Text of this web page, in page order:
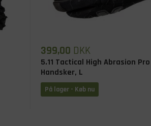
399,00 DKK
5.11 Tactical High Abrasion Pro
Handsker, L
På lager - Køb nu